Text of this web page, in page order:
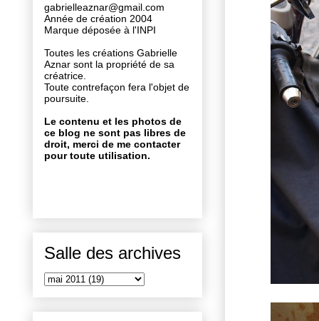
gabrielleaznar@gmail.com
Année de création 2004
Marque déposée à l'INPI
Toutes les créations Gabrielle
Aznar sont la propriété de sa
créatrice.
Toute contrefaçon fera l'objet de
poursuite.
Le contenu et les photos de
ce blog ne sont pas libres de
droit, merci de me contacter
pour toute utilisation.
Salle des archives